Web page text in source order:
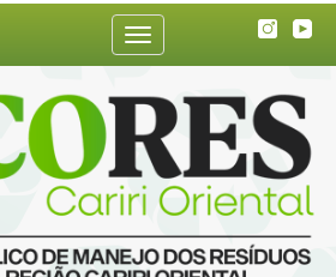
Toggle
navigation